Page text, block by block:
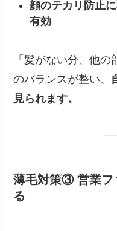
顔のテカリ防止
有効
「髪がない分、他
のバランスが整い、
見られます。
薄毛対策③ 営業フ
る